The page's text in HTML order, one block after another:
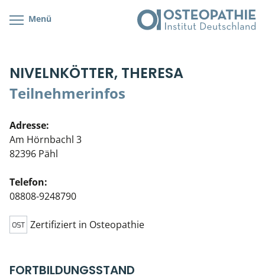
Menü
NIVELNKÖTTER, THERESA
Teilnehmerinfos
Adresse:
Am Hörnbachl 3
82396 Pähl
Telefon:
08808-9248790
Zertifiziert in Osteopathie
FORTBILDUNGSSTAND
Cranial/Neurale Osteopathie
Parietale Osteopathie
Viszerale Osteopathie
Klinische & Praktische Kurse
Prüfung & Zertifikation
Live Online-Kurse
Kiefergelenkkurse
Bonus-Programm
Veranstaltungsticket DB
Wissenswertes
Teilnehmerliste
Stellenbörse
Soziales Engagement